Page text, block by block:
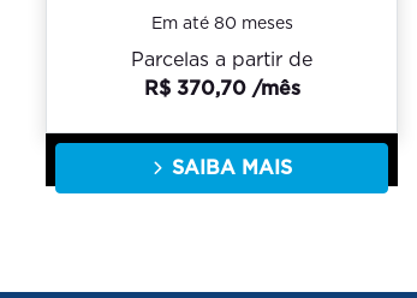
Em até 80 meses
Parcelas a partir de
R$ 370,70 /mês
SAIBA MAIS